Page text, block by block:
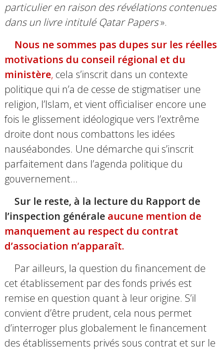
particulier en raison des révélations contenues
dans un livre intitulé Qatar Papers».
Nous ne sommes pas dupes sur les réelles
motivations du conseil régional et du
ministère, cela s’inscrit dans un contexte
politique qui n’a de cesse de stigmatiser une
religion, l’Islam, et vient officialiser encore une
fois le glissement idéologique vers l’extrême
droite dont nous combattons les idées
nauséabondes. Une démarche qui s’inscrit
parfaitement dans l’agenda politique du
gouvernement…
Sur le reste, à la lecture du Rapport de
l’inspection générale aucune mention de
manquement au respect du contrat
d’association n’apparaît.
Par ailleurs, la question du financement de
cet établissement par des fonds privés est
remise en question quant à leur origine. S’il
convient d’être prudent, cela nous permet
d’interroger plus globalement le financement
des établissements privés sous contrat et sur le